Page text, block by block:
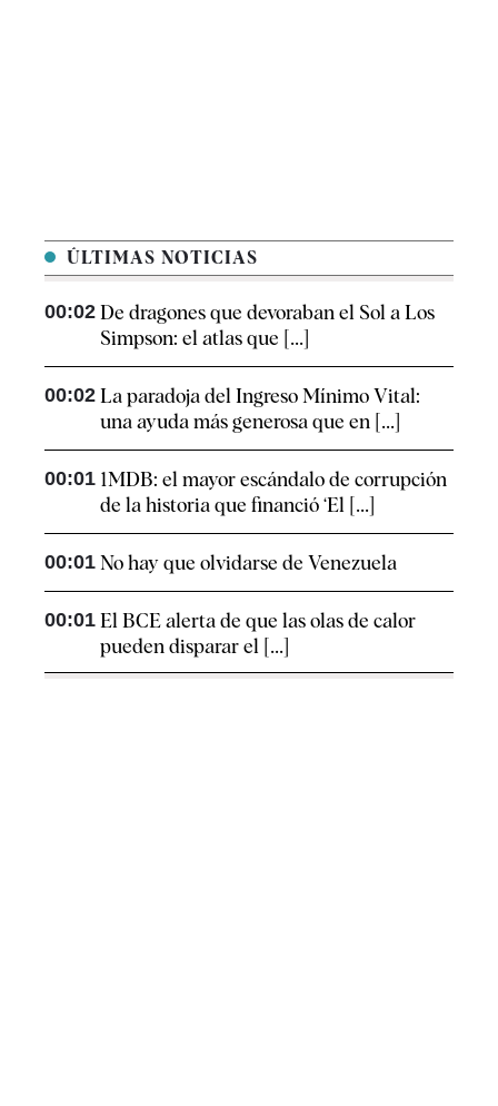
ÚLTIMAS NOTICIAS
00:02 De dragones que devoraban el Sol a Los
Simpson: el atlas que [...]
00:02 La paradoja del Ingreso Mínimo Vital:
una ayuda más generosa que en [...]
00:01 1MDB: el mayor escándalo de corrupción
de la historia que financió ‘El [...]
00:01 No hay que olvidarse de Venezuela
00:01 El BCE alerta de que las olas de calor
pueden disparar el [...]